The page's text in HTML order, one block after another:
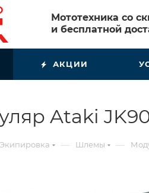
Мототехника со
и бесплатной
АКЦИИ
Ataki
Экипировка — Шлемы —